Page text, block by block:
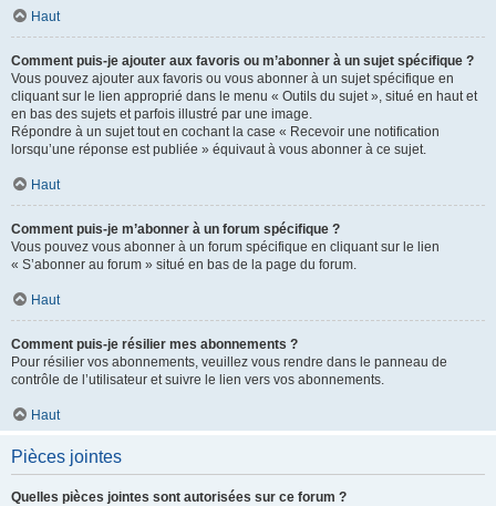
Haut
Comment puis-je ajouter aux favoris ou m’abonner à un sujet spécifique ?
Vous pouvez ajouter aux favoris ou vous abonner à un sujet spécifique en
cliquant sur le lien approprié dans le menu « Outils du sujet », situé en haut et
en bas des sujets et parfois illustré par une image.
Répondre à un sujet tout en cochant la case « Recevoir une notification
lorsqu’une réponse est publiée » équivaut à vous abonner à ce sujet.
Haut
Comment puis-je m’abonner à un forum spécifique ?
Vous pouvez vous abonner à un forum spécifique en cliquant sur le lien
« S’abonner au forum » situé en bas de la page du forum.
Haut
Comment puis-je résilier mes abonnements ?
Pour résilier vos abonnements, veuillez vous rendre dans le panneau de
contrôle de l’utilisateur et suivre le lien vers vos abonnements.
Haut
Pièces jointes
Quelles pièces jointes sont autorisées sur ce forum ?